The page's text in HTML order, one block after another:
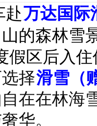
赴万达国际
的森林雪
假区后入住
择滑雪（
在在林海
华。